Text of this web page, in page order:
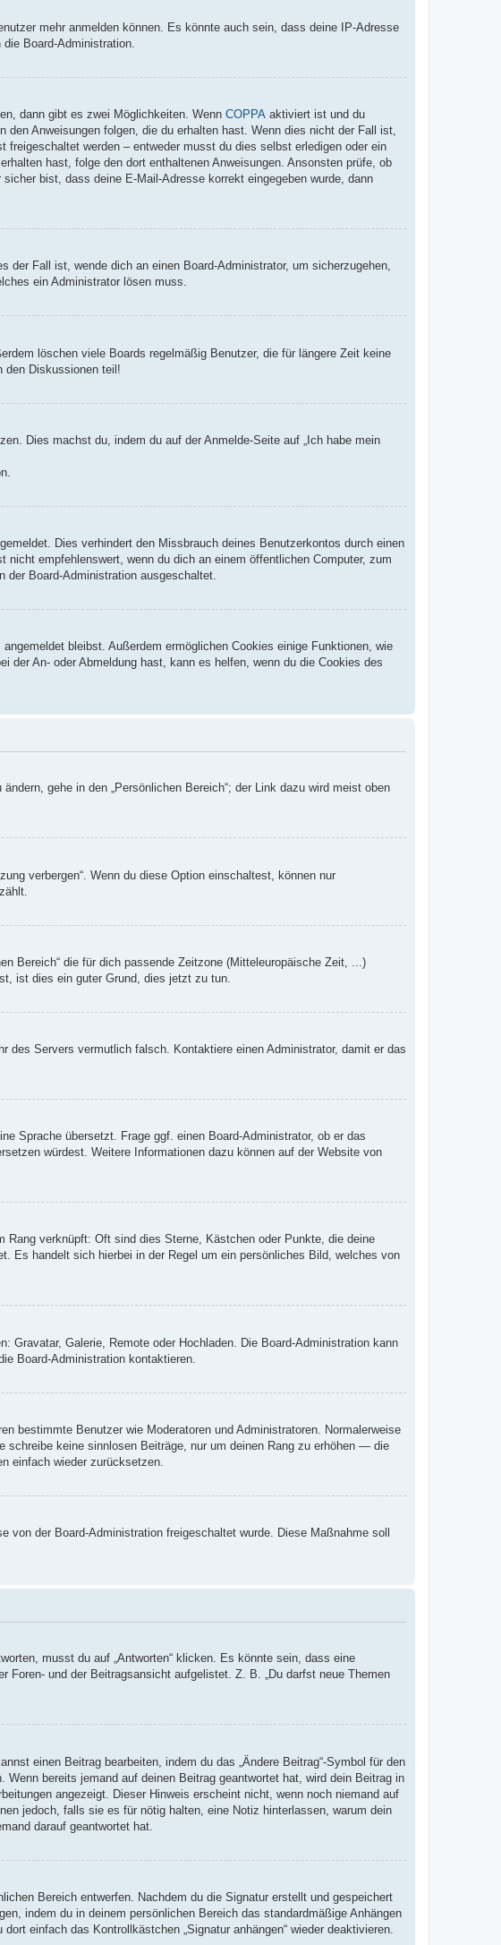
mehr anmelden können. Es könnte auch sein, dass deine IP-Adresse
Board-Administration.
dann gibt es zwei Möglichkeiten. Wenn COPPA aktiviert ist und du
Anweisungen folgen, die du erhalten hast. Wenn dies nicht der Fall ist,
werden – entweder musst du dies selbst erledigen oder ein
hast, folge den dort enthaltenen Anweisungen. Ansonsten prüfe, ob
bist, dass deine E-Mail-Adresse korrekt eingegeben wurde, dann
Fall ist, wende dich an einen Board-Administrator, um sicherzugehen,
ein Administrator lösen muss.
löschen viele Boards regelmäßig Benutzer, die für längere Zeit keine
den Diskussionen teil!
Dies machst du, indem du auf der Anmelde-Seite auf „Ich habe mein
Dies verhindert den Missbrauch deines Benutzerkontos durch einen
nicht empfehlenswert, wenn du dich an einem öffentlichen Computer, zum
Board-Administration ausgeschaltet.
bleibst. Außerdem ermöglichen Cookies einige Funktionen, wie
der An- oder Abmeldung hast, kann es helfen, wenn du die Cookies des
gehe in den „Persönlichen Bereich“; der Link dazu wird meist oben
verbergen“. Wenn du diese Option einschaltest, können nur
Bereich“ die für dich passende Zeitzone (Mitteleuropäische Zeit, ...)
ist dies ein guter Grund, dies jetzt zu tun.
Servers vermutlich falsch. Kontaktiere einen Administrator, damit er das
Sprache übersetzt. Frage ggf. einen Board-Administrator, ob er das
würdest. Weitere Informationen dazu können auf der Website von
verknüpft: Oft sind dies Sterne, Kästchen oder Punkte, die deine
Es handelt sich hierbei in der Regel um ein persönliches Bild, welches von
Gravatar, Galerie, Remote oder Hochladen. Die Board-Administration kann
Board-Administration kontaktieren.
bestimmte Benutzer wie Moderatoren und Administratoren. Normalerweise
keine sinnlosen Beiträge, nur um deinen Rang zu erhöhen — die
einfach wieder zurücksetzen.
der Board-Administration freigeschaltet wurde. Diese Maßnahme soll
musst du auf „Antworten“ klicken. Es könnte sein, dass eine
Foren- und der Beitragsansicht aufgelistet. Z. B. „Du darfst neue Themen
einen Beitrag bearbeiten, indem du das „Ändere Beitrag“-Symbol für den
bereits jemand auf deinen Beitrag geantwortet hat, wird dein Beitrag in
angezeigt. Dieser Hinweis erscheint nicht, wenn noch niemand auf
jedoch, falls sie es für nötig halten, eine Notiz hinterlassen, warum dein
darauf geantwortet hat.
Bereich entwerfen. Nachdem du die Signatur erstellt und gespeichert
indem du in deinem persönlichen Bereich das standardmäßige Anhängen
einfach das Kontrollkästchen „Signatur anhängen“ wieder deaktivieren.